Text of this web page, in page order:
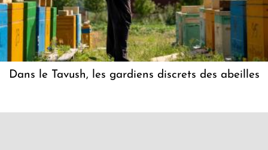
Dans le Tavush, les gardiens discrets des abeilles